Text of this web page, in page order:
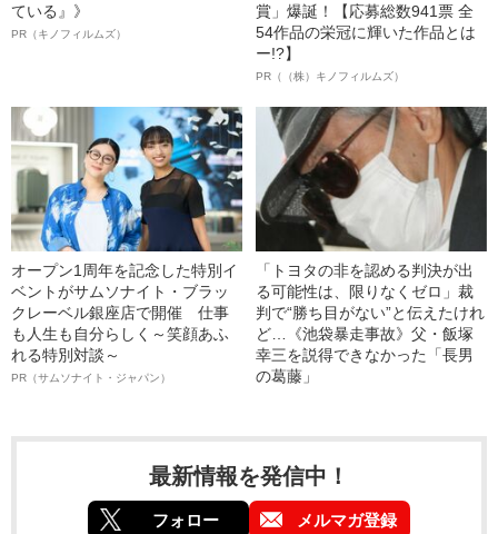
ている』》
PR（キノフィルムズ）
賞」爆誕！【応募総数941票 全
54作品の栄冠に輝いた作品とは
ー!?】
PR（（株）キノフィルムズ）
オープン1周年を記念した特別イ
ベントがサムソナイト・ブラッ
クレーベル銀座店で開催 仕事
も人生も自分らしく～笑顔あふ
れる特別対談～
PR（サムソナイト・ジャパン）
「トヨタの非を認める判決が出
る可能性は、限りなくゼロ」裁
判で“勝ち目がない”と伝えたけれ
ど…《池袋暴走事故》父・飯塚
幸三を説得できなかった「長男
の葛藤」
最新情報を発信中！
フォロー メルマガ登録